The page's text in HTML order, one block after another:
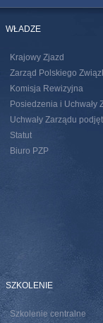
WŁADZE
Krajowy Zjazd
Zarząd Polskiego
Komisja Rewizyjna
Posiedzenia i Uchwały
Uchwały Zarządu
Statut
Biuro PZP
SZKOLENIE
Szkolenie centralne